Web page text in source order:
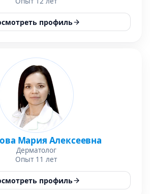
профиль
Мария Алексеевна
Дерматолог
Опыт 11 лет
профиль